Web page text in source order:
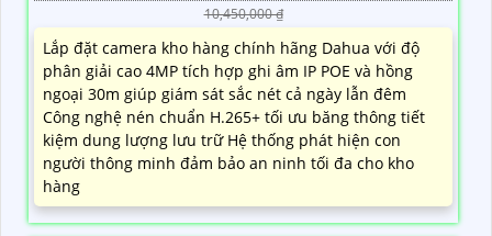
10,450,000 ₫
Lắp đặt camera kho hàng chính hãng Dahua với độ
phân giải cao 4MP tích hợp ghi âm IP POE và hồng
ngoại 30m giúp giám sát sắc nét cả ngày lẫn đêm
Công nghệ nén chuẩn H.265+ tối ưu băng thông tiết
kiệm dung lượng lưu trữ Hệ thống phát hiện con
người thông minh đảm bảo an ninh tối đa cho kho
hàng